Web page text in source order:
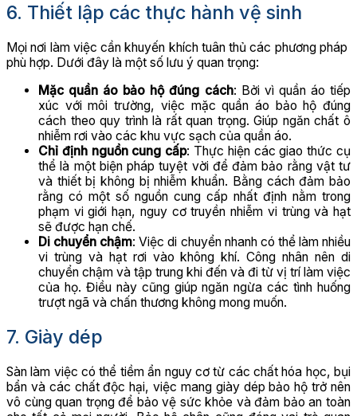
6. Thiết lập các thực hành vệ sinh
Mọi nơi làm việc cần khuyến khích tuân thủ các phương pháp
phù hợp. Dưới đây là một số lưu ý quan trọng:
Mặc quần áo bảo hộ đúng cách: Bởi vì quần áo tiếp
xúc với môi trường, việc mặc quần áo bảo hộ đúng
cách theo quy trình là rất quan trọng. Giúp ngăn chất ô
nhiễm rơi vào các khu vực sạch của quần áo.
Chỉ định nguồn cung cấp: Thực hiện các giao thức cụ
thể là một biện pháp tuyệt vời để đảm bảo rằng vật tư
và thiết bị không bị nhiễm khuẩn. Bằng cách đảm bảo
rằng có một số nguồn cung cấp nhất định nằm trong
phạm vi giới hạn, nguy cơ truyền nhiễm vi trùng và hạt
sẽ được hạn chế.
Di chuyển chậm: Việc di chuyển nhanh có thể làm nhiều
vi trùng và hạt rơi vào không khí. Công nhân nên di
chuyển chậm và tập trung khi đến và đi từ vị trí làm việc
của họ. Điều này cũng giúp ngăn ngừa các tình huống
trượt ngã và chấn thương không mong muốn.
7. Giày dép
Sàn làm việc có thể tiềm ẩn nguy cơ từ các chất hóa học, bụi
bẩn và các chất độc hại, việc mang giày dép bảo hộ trở nên
vô cùng quan trọng để bảo vệ sức khỏe và đảm bảo an toàn